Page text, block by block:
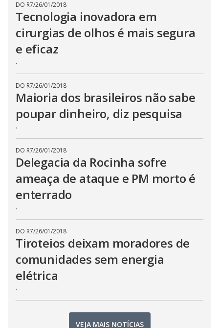
DO R7/26/01/2018
Tecnologia inovadora em
cirurgias de olhos é mais segura
e eficaz
.
DO R7/26/01/2018
Maioria dos brasileiros não sabe
poupar dinheiro, diz pesquisa
.
DO R7/26/01/2018
Delegacia da Rocinha sofre
ameaça de ataque e PM morto é
enterrado
.
DO R7/26/01/2018
Tiroteios deixam moradores de
comunidades sem energia
elétrica
.
VEJA MAIS NOTÍCIAS